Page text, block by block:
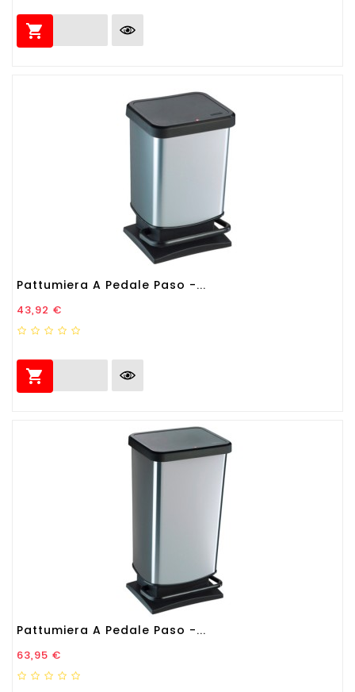

Pattumiera A Pedale Paso -...
Prezzo
43,92 €

Pattumiera A Pedale Paso -...
Prezzo
63,95 €